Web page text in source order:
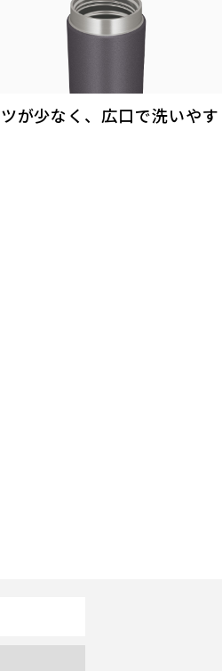
が少なく、広口で洗いやす